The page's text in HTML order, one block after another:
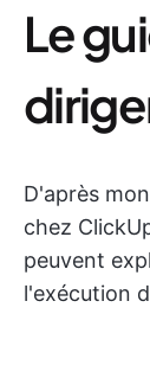
Le
D'après
chez
peuvent
l'exécution